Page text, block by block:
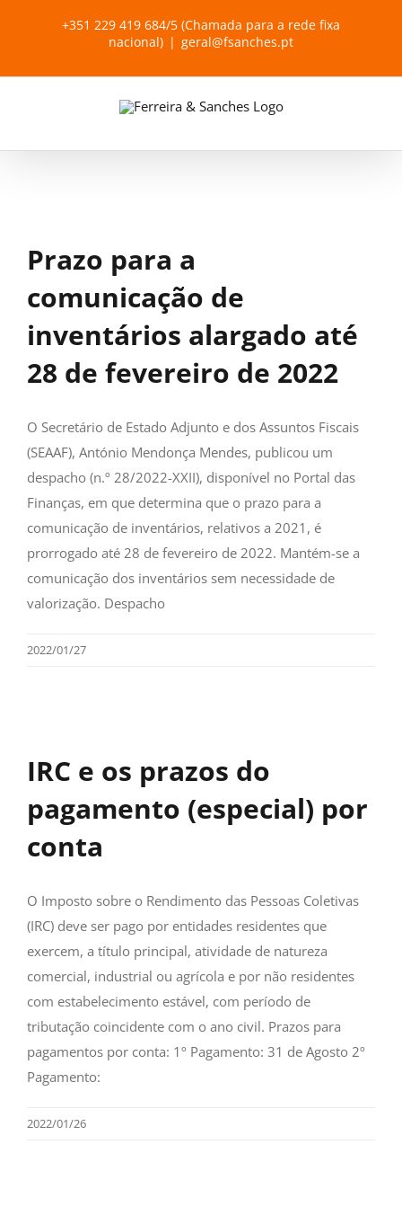
+351 229 419 684/5 (Chamada para a rede fixa
nacional) | geral@fsanches.pt
Prazo para a
comunicação de
inventários alargado até
28 de fevereiro de 2022
O Secretário de Estado Adjunto e dos Assuntos Fiscais
(SEAAF), António Mendonça Mendes, publicou um
despacho (n.º 28/2022-XXII), disponível no Portal das
Finanças, em que determina que o prazo para a
comunicação de inventários, relativos a 2021, é
prorrogado até 28 de fevereiro de 2022. Mantém-se a
comunicação dos inventários sem necessidade de
valorização. Despacho
2022/01/27
IRC e os prazos do
pagamento (especial) por
conta
O Imposto sobre o Rendimento das Pessoas Coletivas
(IRC) deve ser pago por entidades residentes que
exercem, a título principal, atividade de natureza
comercial, industrial ou agrícola e por não residentes
com estabelecimento estável, com período de
tributação coincidente com o ano civil. Prazos para
pagamentos por conta: 1º Pagamento: 31 de Agosto 2º
Pagamento:
2022/01/26